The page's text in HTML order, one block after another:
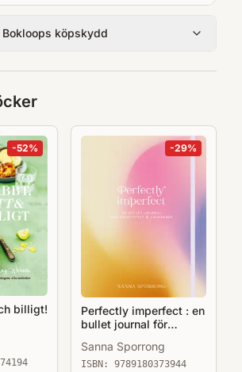
Bokloops köpskydd
-52%
billigt!
-29%
Perfectly imperfect : en
bullet journal för
Sanna Sporrong
ISBN: 9789180373944